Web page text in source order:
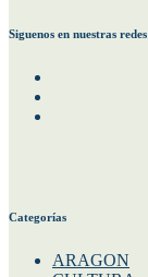
Siguenos en nuestras redes
Categorías
ARAGON